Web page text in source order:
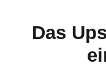
JETZT IM
BESTELLEN
DAS
Das